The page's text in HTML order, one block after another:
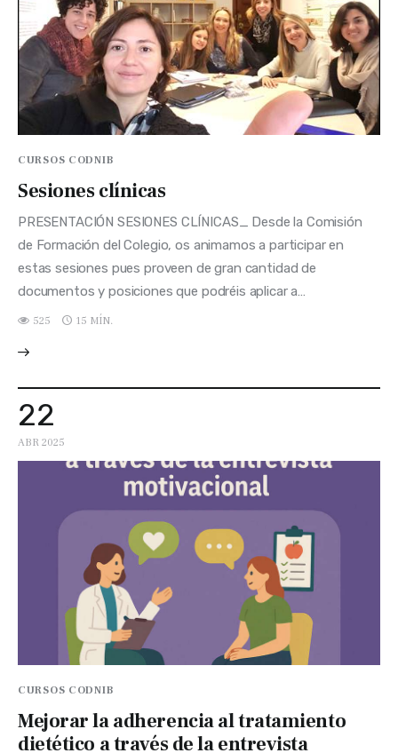
CURSOS CODNIB
Sesiones clínicas
PRESENTACIÓN SESIONES CLÍNICAS_ Desde la Comisión
de Formación del Colegio, os animamos a participar en
estas sesiones pues proveen de gran cantidad de
documentos y posiciones que podréis aplicar a…
525 15 MÍN.
22
ABR 2025
CURSOS CODNIB
Mejorar la adherencia al tratamiento
dietético a través de la entrevista